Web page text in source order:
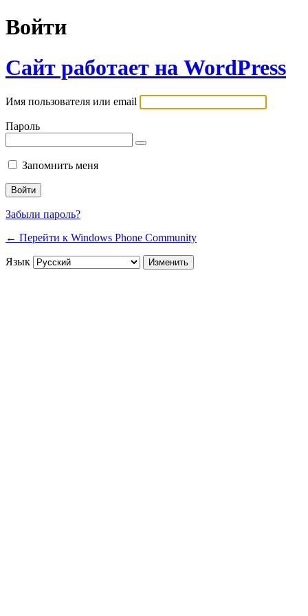
Войти
Сайт работает на WordPress
Имя пользователя или email
Пароль
Запомнить меня
Забыли пароль?
← Перейти к Windows Phone Community
Язык